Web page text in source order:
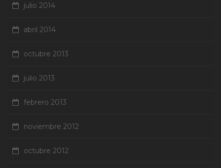
julio 2014
abril 2014
octubre 2013
julio 2013
febrero 2013
noviembre 2012
octubre 2012